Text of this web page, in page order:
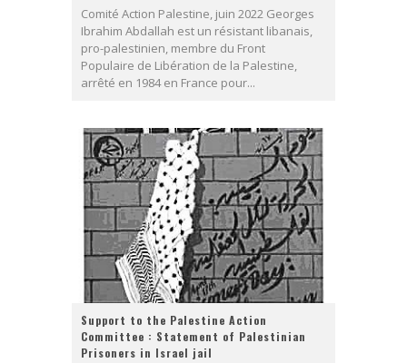
Comité Action Palestine, juin 2022 Georges
Ibrahim Abdallah est un résistant libanais,
pro-palestinien, membre du Front
Populaire de Libération de la Palestine,
arrêté en 1984 en France pour...
Support to the Palestine Action
Committee : Statement of Palestinian
Prisoners in Israel jail